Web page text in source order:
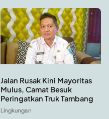
Jalan Rusak Kini Mayoritas
Mulus, Camat Besuk
Peringatkan Truk Tambang
Lingkungan